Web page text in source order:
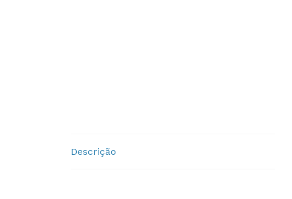
Descrição